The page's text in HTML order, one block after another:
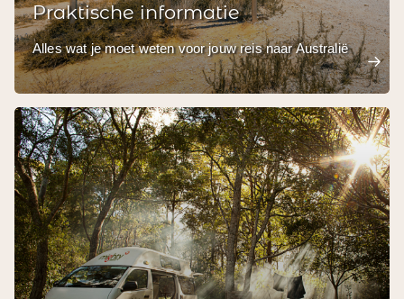
Praktische informatie
Alles wat je moet weten voor jouw reis naar Australië